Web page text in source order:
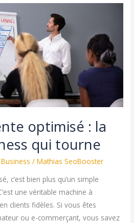
optimisé : la
qui tourne
Business /Mathias SeoBooster
c’est bien plus qu’un simple
une véritable machine à
clients fidèles. Si vous êtes
ou e-commerçant, vous savez